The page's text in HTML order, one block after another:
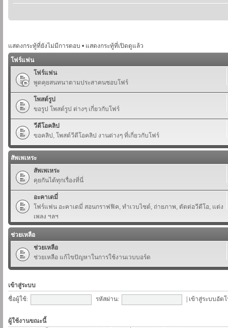
แสดงกระทู้ที่ยังไม่มีการตอบ • แสดงกระทู้ที่เปิดดูแล้ว
โฟร์แฟน
โฟร์แฟน
พูดคุยสนทนาตามประสาคนชอบโฟร์
โพสต์รูป
ขอรูป โพสต์รูป ต่างๆ เกี่ยวกับโฟร์
วีดีโอคลิป
ขอคลิป, โพสต์วีดีโอคลิป งานต่างๆ ที่เกี่ยวกับโฟร์
สัพเพเหระ
สัพเพเหระ
คุยกันได้ทุกเรื่องที่นี่
อะคาเดมี่
โฟร์แฟน อะคาเดมี่ สอนกราฟฟิค, ทำเวบไซต์, ถ่ายภาพ, ตัดต่อวีดีโอ, แต่ง
เพลง ฯลฯ
ช่วยเหลือ
ช่วยเหลือ
ช่วยเหลือ แก้ไขปัญหาในการใช้งานเวบบอร์ด
เข้าสู่ระบบ
ชื่อผู้ใช้:
รหัสผ่าน: เข้าสู่ระบบอัต
ผู้ใช้งานขณะนี้